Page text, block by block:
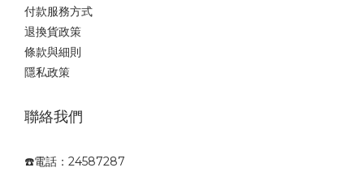
付款服務方式
退換貨政策
條款與細則
隱私政策
聯絡我們
☎️電話：24587287